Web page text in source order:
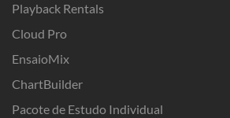
Playback Rentals
Cloud Pro
EnsaioMix
ChartBuilder
Pacote de Estudo Individual